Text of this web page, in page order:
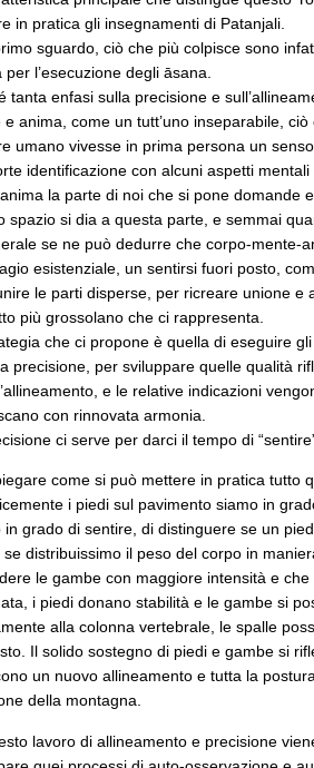
in pratica gli insegnamenti di Patanjali.
sguardo, ciò che più colpisce sono
per l’esecuzione degli āsana.
tanta enfasi sulla precisione e
e anima, come un tutt’uno inseparabile,
umano vivesse in prima persona un
identificazione con alcuni aspetti
la parte di noi che si pone domande
spazio si dia a questa parte, e semmai
se ne può dedurre che corpo-mente-
esistenziale, un sentirsi fuori posto,
le parti disperse, per ricreare unione e
più grossolano che ci rappresenta.
che ci propone è quella di eseguire
precisione, per sviluppare quelle qualità
e le relative indicazioni
con rinnovata armonia.
ci serve per darci il tempo di
come si può mettere in pratica tutto
i piedi sul pavimento siamo in
in grado di sentire, di distinguere se un
se distribuissimo il peso del corpo in
le gambe con maggiore intensità e
i piedi donano stabilità e le gambe si
alla colonna vertebrale, le spalle
Il solido sostegno di piedi e gambe si
un nuovo allineamento e tutta la
della montagna.
lavoro di allineamento e precisione